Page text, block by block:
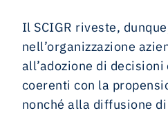
Il SCIGR riveste,
nell’organizzazione
all’adozione di
coerenti con la
nonché alla diffusione